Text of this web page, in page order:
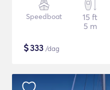
Speedboat
15 ft
5 m
$333 /dag